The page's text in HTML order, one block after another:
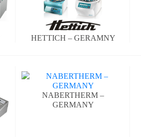
HETTICH – GERAMNY
NABERTHERM –
GERMANY